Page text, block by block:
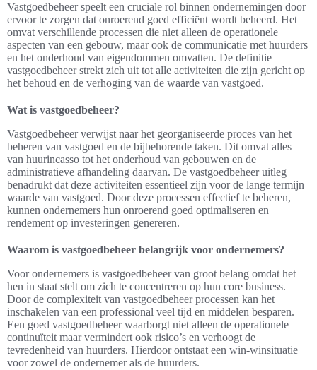
Vastgoedbeheer speelt een cruciale rol binnen ondernemingen door
ervoor te zorgen dat onroerend goed efficiënt wordt beheerd. Het
omvat verschillende processen die niet alleen de operationele
aspecten van een gebouw, maar ook de communicatie met huurders
en het onderhoud van eigendommen omvatten. De definitie
vastgoedbeheer strekt zich uit tot alle activiteiten die zijn gericht op
het behoud en de verhoging van de waarde van vastgoed.
Wat is vastgoedbeheer?
Vastgoedbeheer verwijst naar het georganiseerde proces van het
beheren van vastgoed en de bijbehorende taken. Dit omvat alles
van huurincasso tot het onderhoud van gebouwen en de
administratieve afhandeling daarvan. De vastgoedbeheer uitleg
benadrukt dat deze activiteiten essentieel zijn voor de lange termijn
waarde van vastgoed. Door deze processen effectief te beheren,
kunnen ondernemers hun onroerend goed optimaliseren en
rendement op investeringen genereren.
Waarom is vastgoedbeheer belangrijk voor ondernemers?
Voor ondernemers is vastgoedbeheer van groot belang omdat het
hen in staat stelt om zich te concentreren op hun core business.
Door de complexiteit van vastgoedbeheer processen kan het
inschakelen van een professional veel tijd en middelen besparen.
Een goed vastgoedbeheer waarborgt niet alleen de operationele
continuïteit maar vermindert ook risico’s en verhoogt de
tevredenheid van huurders. Hierdoor ontstaat een win-winsituatie
voor zowel de ondernemer als de huurders.